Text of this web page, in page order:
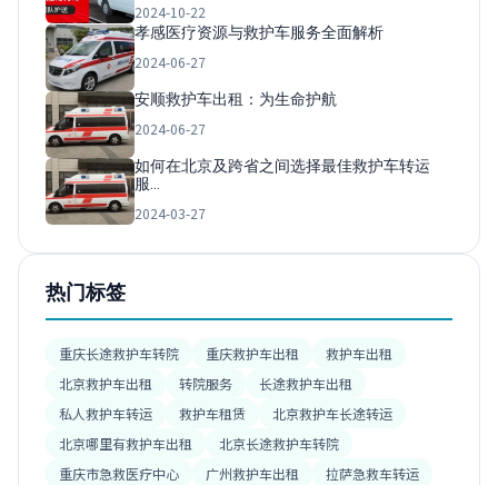
2024-10-22
孝感医疗资源与救护车服务全面解析
2024-06-27
安顺救护车出租：为生命护航
2024-06-27
如何在北京及跨省之间选择最佳救护车转运
服…
2024-03-27
热门标签
重庆长途救护车转院 重庆救护车出租
救护车出租
北京救护车出租
转院服务
长途救护车出租
私人救护车转运
救护车租赁
北京救护车长途转运
北京哪里有救护车出租
北京长途救护车转院
重庆市急救医疗中心
广州救护车出租
拉萨急救车转运